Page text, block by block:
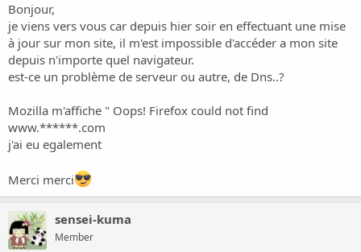
l
a
d
i
s
c
s
s
i
u
t
Bonjour,
je viens vers vous car depuis hier soir en effectuant une mise
à jour sur mon site, il m'est impossible d'accéder a mon site
depuis n'importe quel navigateur.
est-ce un problème de serveur ou autre, de Dns..?
Mozilla m'affiche " Oops! Firefox could not find
www.******.com
j'ai eu egalement
Merci merci
sensei-kuma
Member